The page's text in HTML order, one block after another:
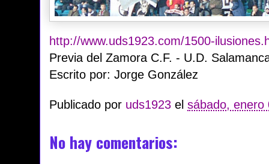
http://www.uds1923.com/1500-
Previa del Zamora C.F. - U.D.
Escrito por: Jorge González
Publicado por uds1923 el sábado, enero
No hay comentarios: